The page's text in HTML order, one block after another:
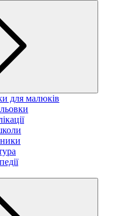
для малюків